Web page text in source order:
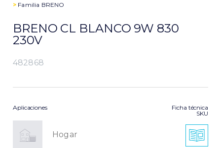
> Familia BRENO
BRENO CL BLANCO 9W 830
230V
482868
Aplicaciones
Hogar
Ficha técnica
SKU